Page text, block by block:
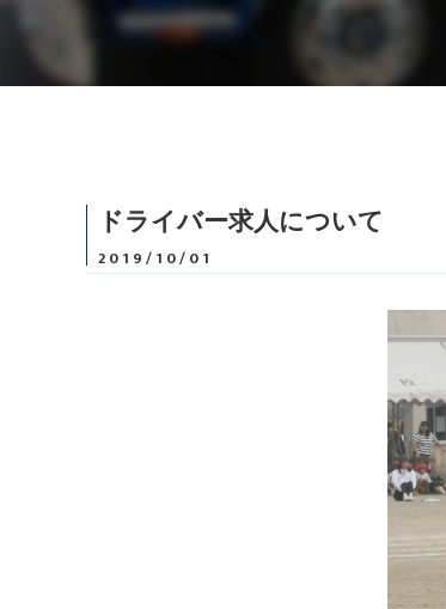
ドライバー求人について
2019/10/01